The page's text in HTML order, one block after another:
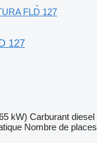
FLD 127
127
kW) Carburant diesel
Nombre de places